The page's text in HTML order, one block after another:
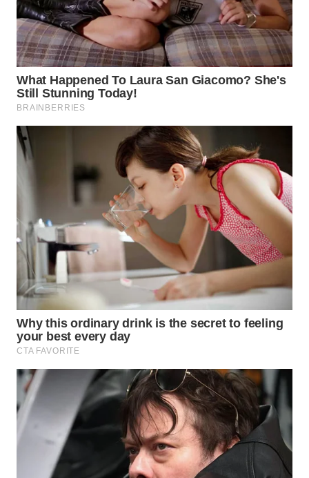
WN
SUBANG
WN
SUKABUMI
PURWAKARTA
WN
SEMARANG
WN
SOLO
WN
BOROBUDUR
WN
MADURA
WN
SURABAYA